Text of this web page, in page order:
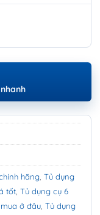
hãng, Tủ dụng
tốt, Tủ dụng cụ 6
ở đâu, Tủ dụng